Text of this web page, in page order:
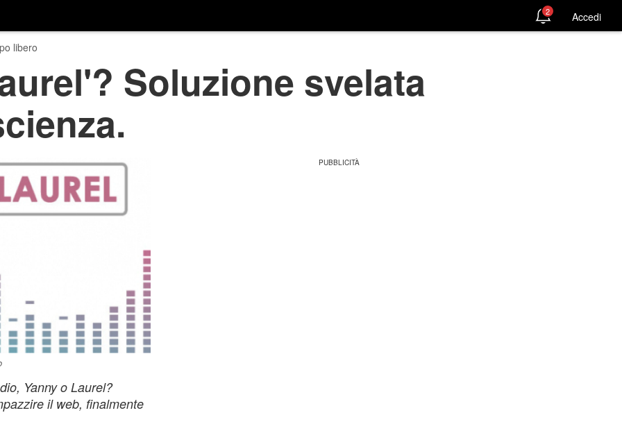
2 Accedi
libero
Soluzione svelata
Yanny o Laurel?
il web, finalmente